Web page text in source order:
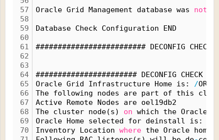
57
58
59
60
61
62
63
64
65
66
67
68
69
70
Oracle Grid Management database was not
Database Check Configuration END
######################### DECONFIG CHECK
####################### DECONFIG CHECK
Oracle Grid Infrastructure Home is: /
The following nodes are part of this
Active Remote Nodes are oel19db2
The cluster node(s) on which the Oracle
Oracle Home selected for deinstall is:
Inventory Location where the Oracle